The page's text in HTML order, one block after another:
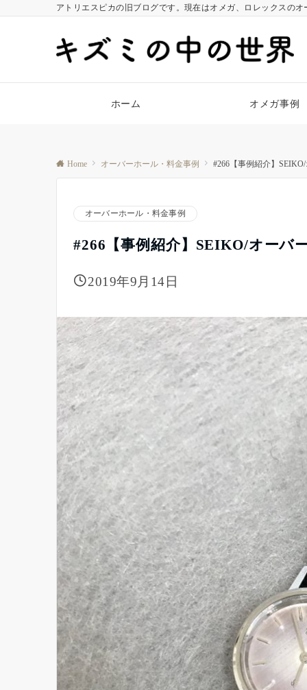
アトリエスピカの旧ブログです。現在はオメガ、ロレックスの
ホーム オメガ事例
Home オーバーホール・料金事例 #266【事例紹介】
オーバーホール・料金事例
#266【事例紹介】SEIKO/オーバ
2019年9月14日